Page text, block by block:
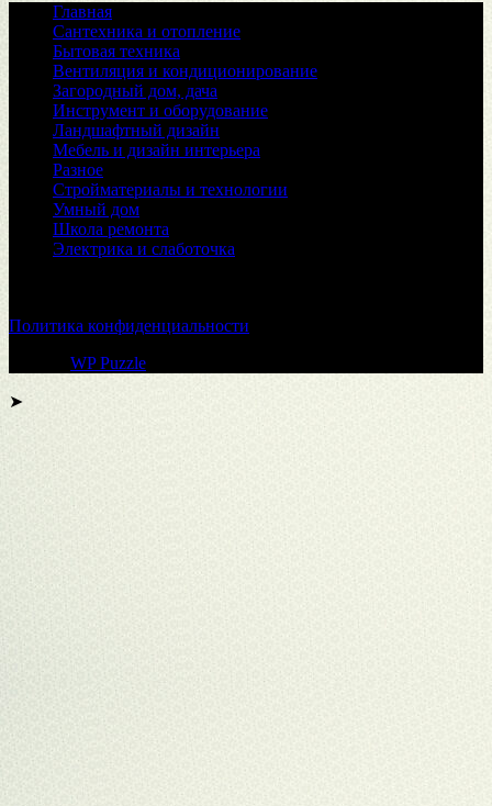
Главная
Сантехника и отопление
Бытовая техника
Вентиляция и кондиционирование
Загородный дом, дача
Инструмент и оборудование
Ландшафтный дизайн
Мебель и дизайн интерьера
Разное
Стройматериалы и технологии
Умный дом
Школа ремонта
Электрика и слаботочка
Политика конфиденциальности
WP Puzzle
➤